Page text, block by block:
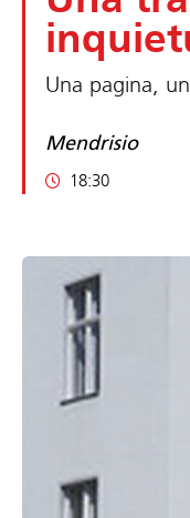
Una pagina,
Mendrisio
18:30